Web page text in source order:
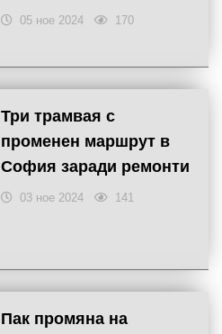
05 ное 2024 170
Три трамвая с
променен маршрут в
София заради ремонти
03 ное 2024 141
Пак промяна на